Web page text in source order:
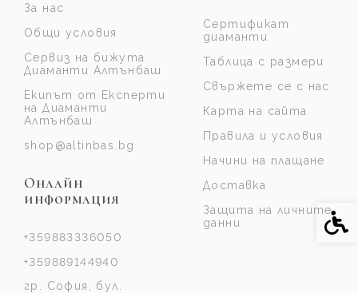
За нас
Общи условия
Сервиз на бижута
Диаманти Алтънбаш
Екипът от Експерти
на Диаманти
Алтънбаш
shop@altinbas.bg
Онлайн
информация
+359883336050
+359889144940
гр. София, бул.
Сертификат
диаманти
Таблица с размери
Свържете се с нас
Карта на сайта
Правила и условия
Начини на плащане
Доставка
Защита на личните
данни